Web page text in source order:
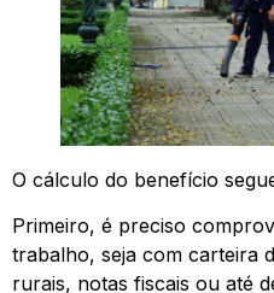
O cálculo do benefício
Primeiro, é preciso
trabalho, seja com carteira
rurais, notas fiscais ou até